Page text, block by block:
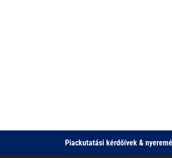
Piackutatási kérdőívek &